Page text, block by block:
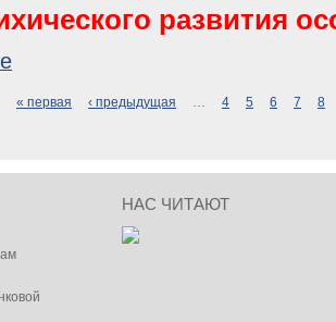
развития
« первая ‹ предыдущая … 4 5 6 7 8
НАС ЧИТАЮТ